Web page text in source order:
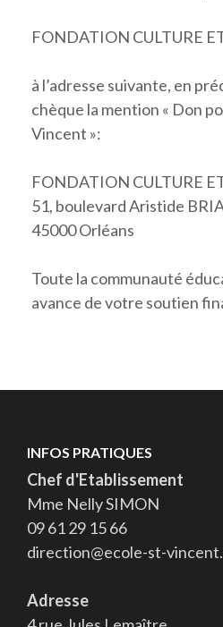
FONDATION CULTURE
à l’adresse suivante, en
chèque la mention « Don
Vincent »:
FONDATION CULTURE
51, boulevard Aristide
45000 Orléans
Toute la communauté
avance de votre soutien
INFOS PRATIQUES
Chef d'Etablissement
Mme Nelly SIMON
09 61 29 15 66
direction@ecole-st-
Adresse